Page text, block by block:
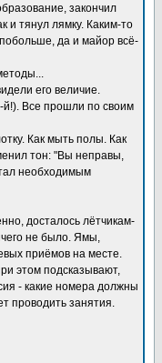
закончил
и тянул лямку. Каким-то
да и майор всё-
его величие.
й!). Все прошли по своим
Как мыть полы. Как
тон: "Вы неправы,
необходимым
досталось лётчикам-
не было. Ямы,
приёмов на месте.
этом подсказывают,
- какие номера должны
проводить занятия.